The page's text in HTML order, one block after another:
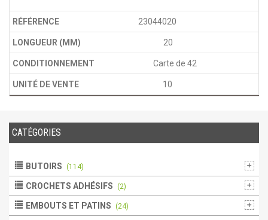
23044020
20
Carte de 42
10
CATÉGORIES
BUTOIRS (114)
CROCHETS ADHÉSIFS (2)
EMBOUTS ET PATINS (24)